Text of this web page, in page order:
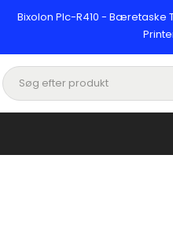
Bixolon Plc-R410 - Bæretaske